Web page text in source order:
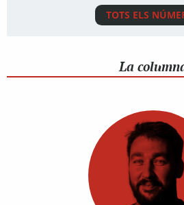
TOTS ELS
La